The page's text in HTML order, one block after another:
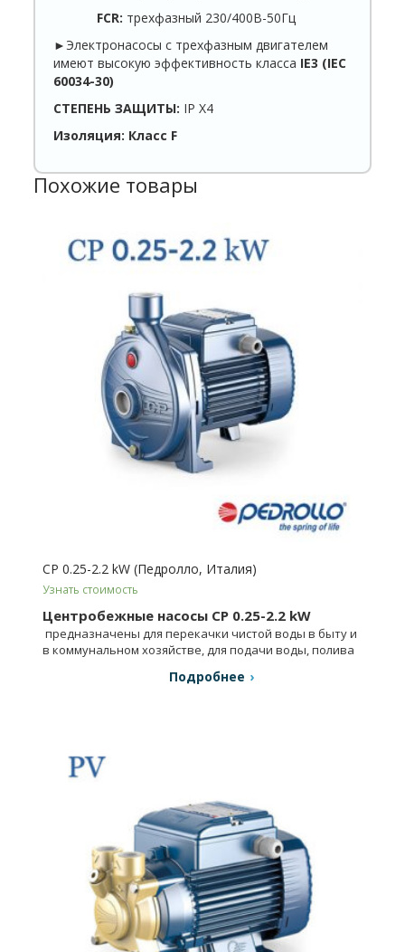
FCR: трехфазный 230/400В-50Гц
► Электронасосы с трехфазным двигателем
имеют высокую эффективность класса IE3 (IEC
60034-30)
СТЕПЕНЬ ЗАЩИТЫ: IP Х4
Изоляция: Класс F
Похожие товары
CP 0.25-2.2 kW (Педролло, Италия)
Узнать стоимость
Центробежные насосы CP 0.25-2.2 kW
предназначены для перекачки чистой воды в быту и
в коммунальном хозяйстве, для подачи воды, полива
Подробнее